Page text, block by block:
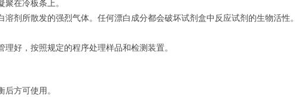
在冷板条上。
剂所散发的强烈气体。任何漂白成分都会破坏试剂盒中反应试剂的生物活性。
好，按照规定的程序处理样品和检测装置。
方可使用。